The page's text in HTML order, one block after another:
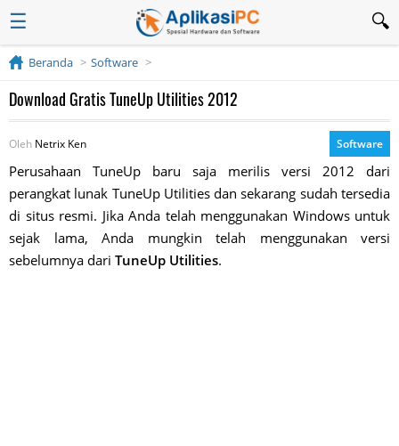
☰
Beranda Software
Download Gratis TuneUp Utilities 2012
Oleh Netrix Ken Software
Perusahaan TuneUp baru saja merilis versi 2012 dari
perangkat lunak TuneUp Utilities dan sekarang sudah tersedia
di situs resmi. Jika Anda telah menggunakan Windows untuk
sejak lama, Anda mungkin telah menggunakan versi
sebelumnya dari TuneUp Utilities.